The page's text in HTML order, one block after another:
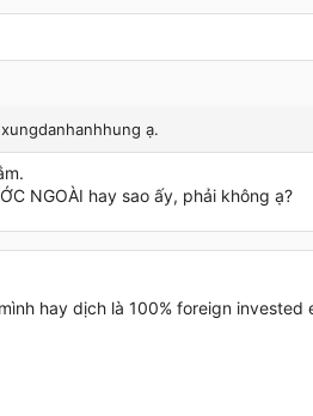
ạ.
NGOÀI hay sao ấy, phải không ạ?
hay dịch là 100% foreign